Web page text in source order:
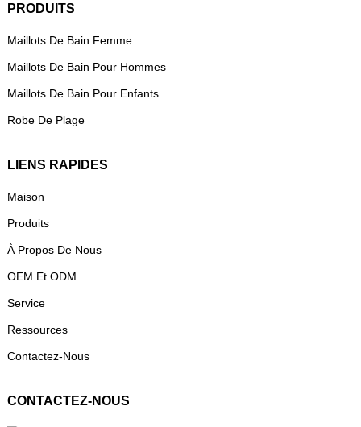
PRODUITS
Maillots De Bain Femme
Maillots De Bain Pour Hommes
Maillots De Bain Pour Enfants
Robe De Plage
LIENS RAPIDES
Maison
Produits
À Propos De Nous
OEM Et ODM
Service
Ressources
Contactez-Nous
CONTACTEZ-NOUS